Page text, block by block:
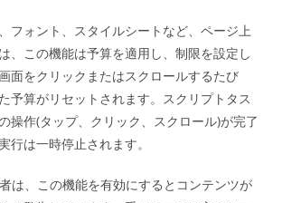
フォント、スタイルシートなど、ページ上
、この機能は予算を適用し、制限を設定し
面をクリックまたはスクロールするたび
予算がリセットされます。スクリプトタス
操作(タップ、クリック、スクロール)が完了
行は一時停止されます。
は、この機能を有効にするとコンテンツが